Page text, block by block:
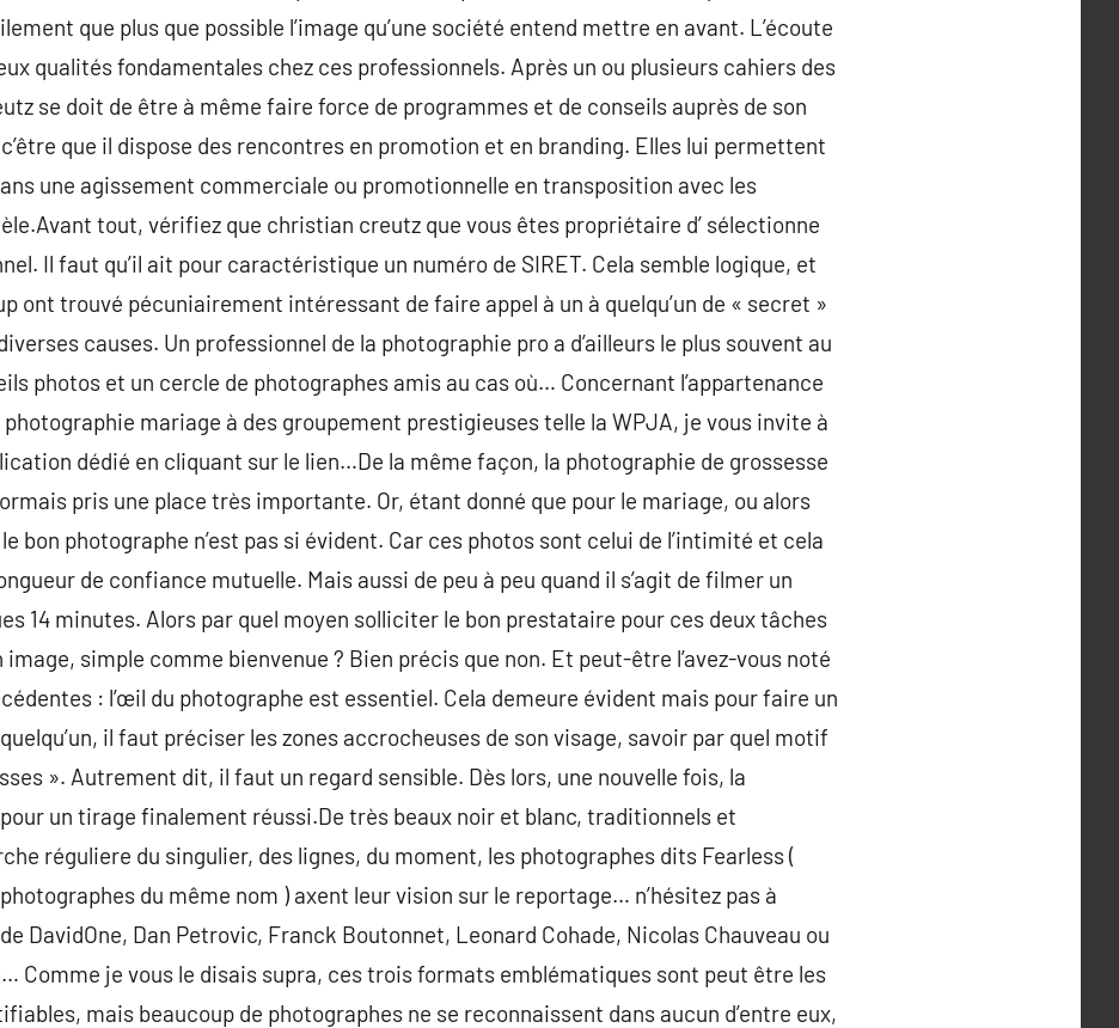
que plus que possible l’image qu’une société entend mettre en avant. L’écoute
qualités fondamentales chez ces professionnels. Après un ou plusieurs cahiers des
se doit de être à même faire force de programmes et de conseils auprès de son
que il dispose des rencontres en promotion et en branding. Elles lui permettent
une agissement commerciale ou promotionnelle en transposition avec les
tout, vérifiez que christian creutz que vous êtes propriétaire d’ sélectionne
Il faut qu’il ait pour caractéristique un numéro de SIRET. Cela semble logique, et
ont trouvé pécuniairement intéressant de faire appel à un à quelqu’un de « secret »
causes. Un professionnel de la photographie pro a d’ailleurs le plus souvent au
photos et un cercle de photographes amis au cas où… Concernant l’appartenance
mariage à des groupement prestigieuses telle la WPJA, je vous invite à
dédié en cliquant sur le lien…De la même façon, la photographie de grossesse
pris une place très importante. Or, étant donné que pour le mariage, ou alors
bon photographe n’est pas si évident. Car ces photos sont celui de l’intimité et cela
de confiance mutuelle. Mais aussi de peu à peu quand il s’agit de filmer un
14 minutes. Alors par quel moyen solliciter le bon prestataire pour ces deux tâches
image, simple comme bienvenue ? Bien précis que non. Et peut-être l’avez-vous noté
: l’œil du photographe est essentiel. Cela demeure évident mais pour faire un
il faut préciser les zones accrocheuses de son visage, savoir par quel motif
». Autrement dit, il faut un regard sensible. Dès lors, une nouvelle fois, la
un tirage finalement réussi.De très beaux noir et blanc, traditionnels et
réguliere du singulier, des lignes, du moment, les photographes dits Fearless (
du même nom ) axent leur vision sur le reportage… n’hésitez pas à
DavidOne, Dan Petrovic, Franck Boutonnet, Leonard Cohade, Nicolas Chauveau ou
Comme je vous le disais supra, ces trois formats emblématiques sont peut être les
mais beaucoup de photographes ne se reconnaissent dans aucun d’entre eux,